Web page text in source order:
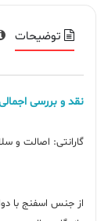
توضیحات
نقد و بررسی